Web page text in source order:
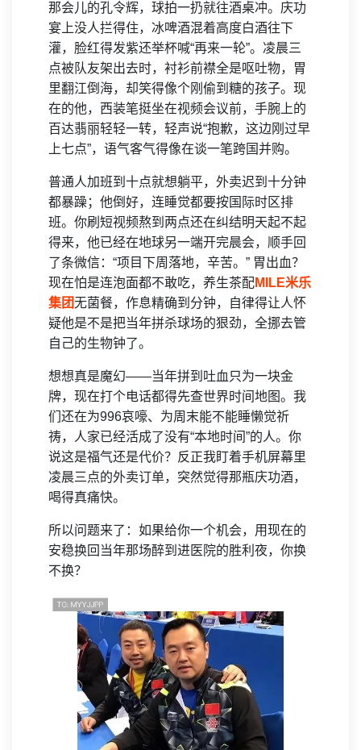
那会儿的孔令辉，球拍一扔就往酒桌冲。庆功
宴上没人拦得住，冰啤酒混着高度白酒往下
灌，脸红得发紫还举杯喊“再来一轮”。凌晨三
点被队友架出去时，衬衫前襟全是呕吐物，胃
里翻江倒海，却笑得像个刚偷到糖的孩子。现
在的他，西装笔挺坐在视频会议前，手腕上的
百达翡丽轻轻一转，轻声说“抱歉，这边刚过早
上七点”，语气客气得像在谈一笔跨国并购。
普通人加班到十点就想躺平，外卖迟到十分钟
都暴躁；他倒好，连睡觉都要按国际时区排
班。你刷短视频熬到两点还在纠结明天起不起
得来，他已经在地球另一端开完晨会，顺手回
了条微信：“项目下周落地，辛苦。” 胃出血？
现在怕是连泡面都不敢吃，养生茶配MILE米乐
集团无菌餐，作息精确到分钟，自律得让人怀
疑他是不是把当年拼杀球场的狠劲，全挪去管
自己的生物钟了。
想想真是魔幻——当年拼到吐血只为一块金
牌，现在打个电话都得先查世界时间地图。我
们还在为996哀嚎、为周末能不能睡懒觉祈
祷，人家已经活成了没有“本地时间”的人。你
说这是福气还是代价？反正我盯着手机屏幕里
凌晨三点的外卖订单，突然觉得那瓶庆功酒，
喝得真痛快。
所以问题来了：如果给你一个机会，用现在的
安稳换回当年那场醉到进医院的胜利夜，你换
不换？